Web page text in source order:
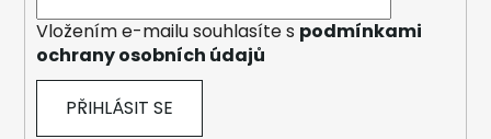
Vložením e-mailu souhlasíte s podmínkami
ochrany osobních údajů
PŘIHLÁSIT SE